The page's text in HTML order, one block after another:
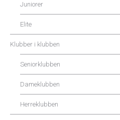
Juniorer
Elite
Klubber i klubben
Seniorklubben
Dameklubben
Herreklubben